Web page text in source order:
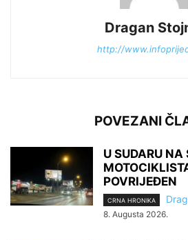
Dragan
http://
POVEZANI
U SUDARU
POVRIJEĐEN
CRNA HRONIKA
8. Augusta 2026.